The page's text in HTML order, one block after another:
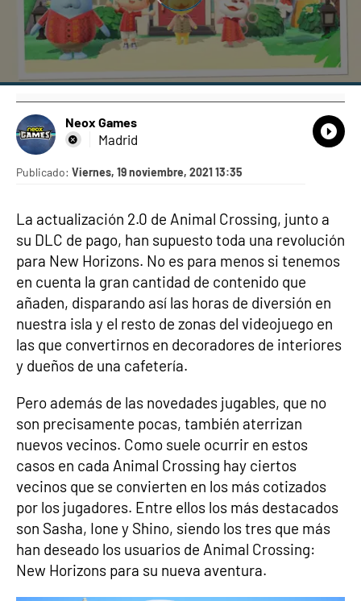
Neox Games
Madrid
Publicado: Viernes, 19 noviembre, 2021 13:35
La actualización 2.0 de Animal Crossing, junto a
su DLC de pago, han supuesto toda una revolución
para New Horizons. No es para menos si tenemos
en cuenta la gran cantidad de contenido que
añaden, disparando así las horas de diversión en
nuestra isla y el resto de zonas del videojuego en
las que convertirnos en decoradores de interiores
y dueños de una cafetería.
Pero además de las novedades jugables, que no
son precisamente pocas, también aterrizan
nuevos vecinos. Como suele ocurrir en estos
casos en cada Animal Crossing hay ciertos
vecinos que se convierten en los más cotizados
por los jugadores. Entre ellos los más destacados
son Sasha, Ione y Shino, siendo los tres que más
han deseado los usuarios de Animal Crossing:
New Horizons para su nueva aventura.